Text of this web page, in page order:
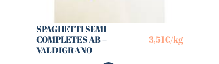
SPAGHETTI SEMI
COMPLETES AB –
VALDIGRANO
3,51€/kg